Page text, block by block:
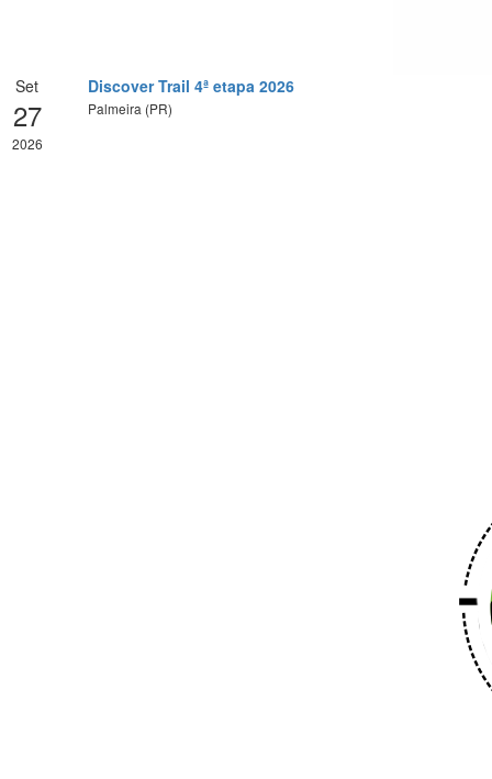
Set
27
2026
Discover Trail 4ª etapa 2026
Palmeira (PR)